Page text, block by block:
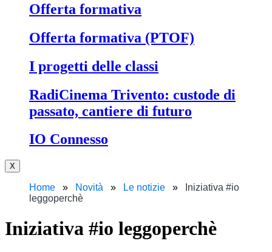
Offerta formativa
Offerta formativa (PTOF)
I progetti delle classi
RadiCinema Trivento: custode di
passato, cantiere di futuro
IO Connesso
X
Home Novità Le notizie
Iniziativa #io
leggoperchè
Iniziativa #io leggoperchè